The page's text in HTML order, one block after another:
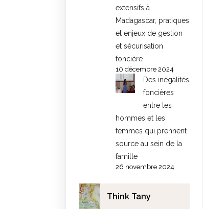
extensifs à
Madagascar, pratiques
et enjeux de gestion
et sécurisation
foncière
10 décembre 2024
Des inégalités
foncières
entre les
hommes et les
femmes qui prennent
source au sein de la
famille
26 novembre 2024
Think Tany